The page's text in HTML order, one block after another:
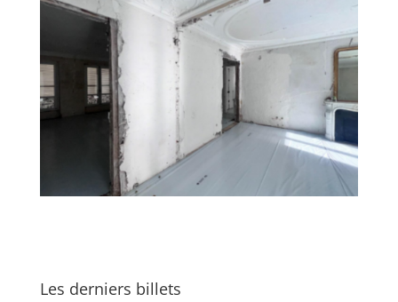
Les derniers billets